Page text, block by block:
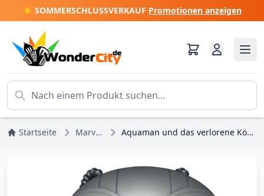
☀️ SOMMERSCHLUSSVERKAUF·Promotionen anzeigen
Startseite Marvel DC Comics Aquaman und das verlorene Königreich POP! Vinylfigur Black Manta 9 cm